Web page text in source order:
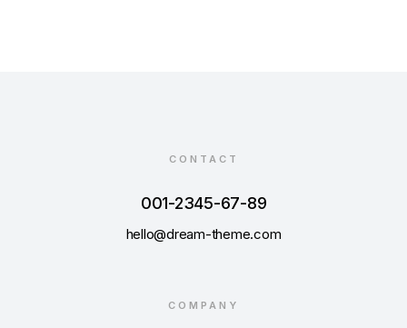
CONTACT
001-2345-67-89
hello@dream-theme.com
COMPANY